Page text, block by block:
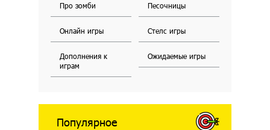
Про зомби Песочницы
Онлайн игры Стелс игры
Дополнения к
играм
Ожидаемые игры
Популярное